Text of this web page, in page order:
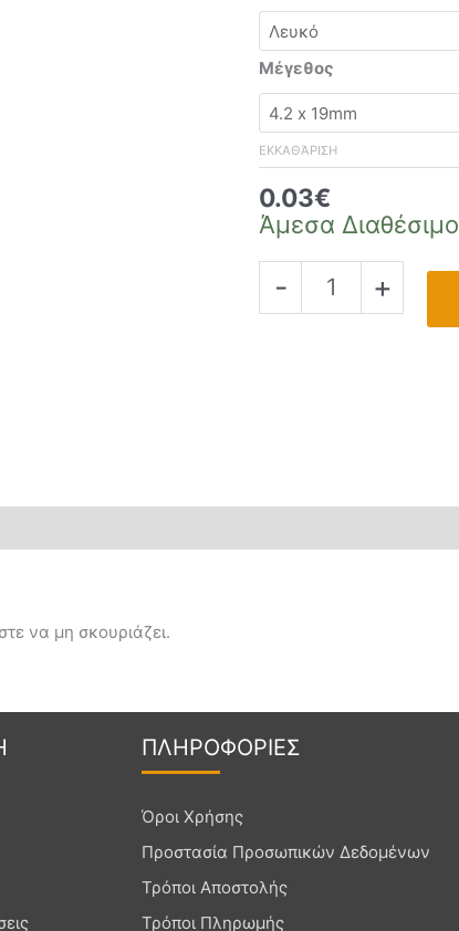
Μέγεθος
ΕΚΚΑΘΆΡΙΣΗ
0.03€
Άμεσα Διαθέσιμο
- +
να μη σκουριάζει.
ΠΛΗΡΟΦΟΡΙΕΣ
Όροι Χρήσης
Προστασία Προσωπικών Δεδομένων
Τρόποι Αποστολής
Τρόποι Πληρωμής